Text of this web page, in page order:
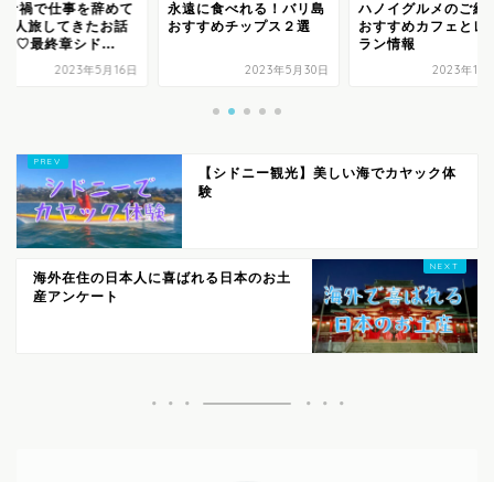
ナ禍で仕事を辞めて
1人旅してきたお話
最終章シド...
2023年5月16日
永遠に食べれる！バリ島
おすすめチップス２選
2023年5月30日
ハノイグルメのご紹
おすすめカフェとレ
ラン情報
2023年11
【シドニー観光】美しい海でカヤック体
験
海外在住の日本人に喜ばれる日本のお土
産アンケート